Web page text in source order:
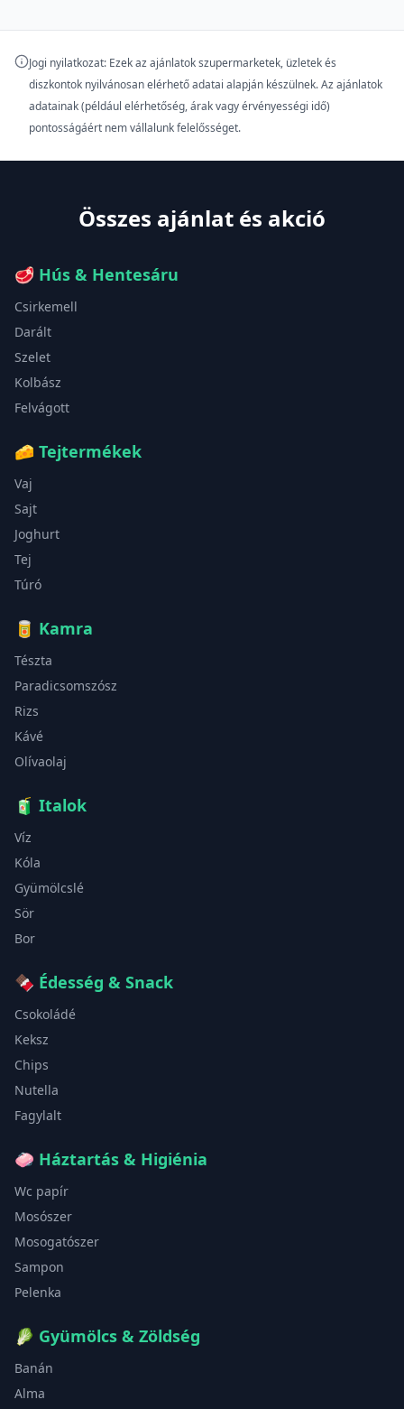
Jogi nyilatkozat: Ezek az ajánlatok szupermarketek, üzletek és
diszkontok nyilvánosan elérhető adatai alapján készülnek. Az ajánlatok
adatainak (például elérhetőség, árak vagy érvényességi idő)
pontosságáért nem vállalunk felelősséget.
Összes ajánlat és akció
🥩 Hús & Hentesáru
Csirkemell
Darált
Szelet
Kolbász
Felvágott
🧀 Tejtermékek
Vaj
Sajt
Joghurt
Tej
Túró
🥫 Kamra
Tészta
Paradicsomszósz
Rizs
Kávé
Olívaolaj
🧃 Italok
Víz
Kóla
Gyümölcslé
Sör
Bor
🍫 Édesség & Snack
Csokoládé
Keksz
Chips
Nutella
Fagylalt
🧼 Háztartás & Higiénia
Wc papír
Mosószer
Mosogatószer
Sampon
Pelenka
🥬 Gyümölcs & Zöldség
Banán
Alma